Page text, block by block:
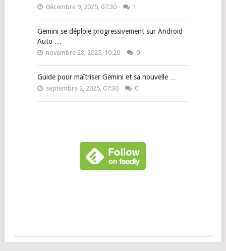
décembre 9, 2025, 07:30 1
Gemini se déploie progressivement sur Android
Auto …
novembre 28, 2025, 10:20 0
Guide pour maîtriser Gemini et sa nouvelle …
septembre 2, 2025, 07:30 0